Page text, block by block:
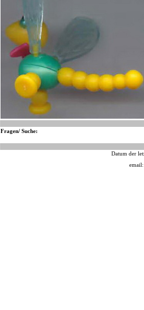
Fragen/ Suche:
Datum der